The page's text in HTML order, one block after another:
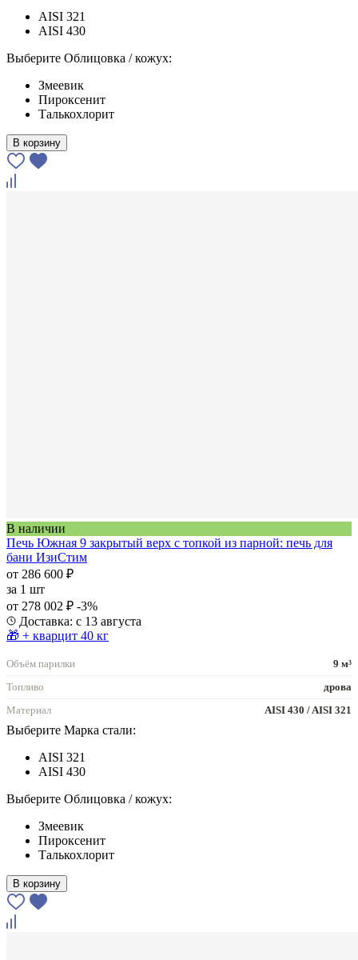
AISI 321
AISI 430
Выберите Облицовка / кожух:
Змеевик
Пироксенит
Талькохлорит
В корзину
В наличии
Печь Южная 9 закрытый верх с топкой из парной: печь для
бани ИзиСтим
от 286 600 ₽
за 1 шт
от 278 002 ₽ -3%
Доставка: с 13 августа
🎁 + кварцит 40 кг
Объём парилки
9 м³
Топливо
дрова
Материал
AISI 430 / AISI 321
Выберите Марка стали:
AISI 321
AISI 430
Выберите Облицовка / кожух:
Змеевик
Пироксенит
Талькохлорит
В корзину